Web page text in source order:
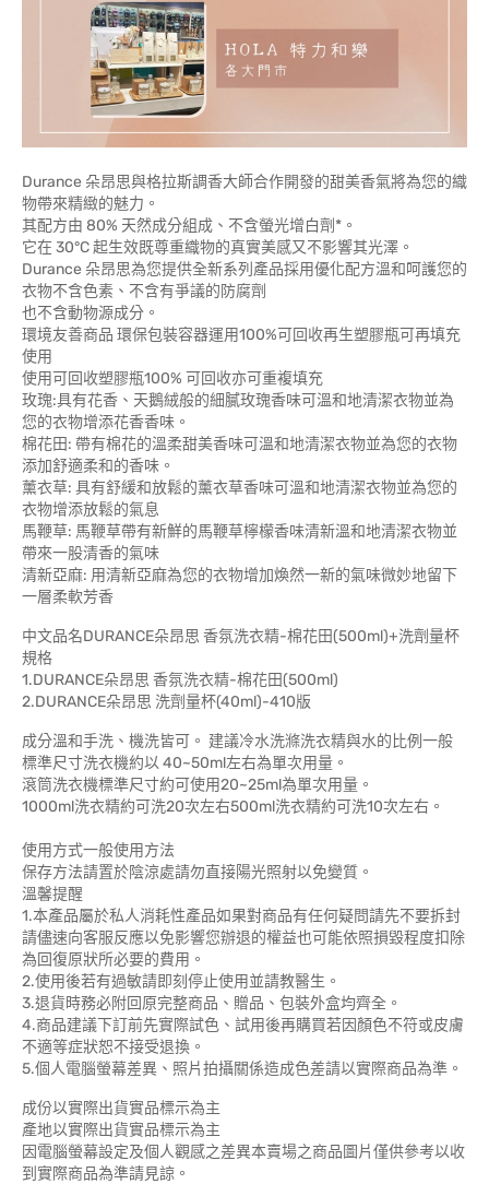
Durance 朵昂思與格拉斯調香大師合作開發的甜美香氣將為您的織
物帶來精緻的魅力。
其配方由 80% 天然成分組成、不含螢光增白劑*。
它在 30°C 起生效既尊重織物的真實美感又不影響其光澤。
Durance 朵昂思為您提供全新系列產品採用優化配方溫和呵護您的
衣物不含色素、不含有爭議的防腐劑
也不含動物源成分。
環境友善商品 環保包裝容器運用100%可回收再生塑膠瓶可再填充
使用
使用可回收塑膠瓶100% 可回收亦可重複填充
玫瑰:具有花香、天鵝絨般的細膩玫瑰香味可溫和地清潔衣物並為
您的衣物增添花香香味。
棉花田: 帶有棉花的溫柔甜美香味可溫和地清潔衣物並為您的衣物
添加舒適柔和的香味。
薰衣草: 具有舒緩和放鬆的薰衣草香味可溫和地清潔衣物並為您的
衣物增添放鬆的氣息
馬鞭草: 馬鞭草帶有新鮮的馬鞭草檸檬香味清新溫和地清潔衣物並
帶來一股清香的氣味
清新亞麻: 用清新亞麻為您的衣物增加煥然一新的氣味微妙地留下
一層柔軟芳香
中文品名DURANCE朵昂思 香氛洗衣精-棉花田(500ml)+洗劑量杯
規格
1.DURANCE朵昂思 香氛洗衣精-棉花田(500ml)
2.DURANCE朵昂思 洗劑量杯(40ml)-410版
成分溫和手洗、機洗皆可。 建議冷水洗滌洗衣精與水的比例一般
標準尺寸洗衣機約以 40~50ml左右為單次用量。
滾筒洗衣機標準尺寸約可使用20~25ml為單次用量。
1000ml洗衣精約可洗20次左右500ml洗衣精約可洗10次左右。
使用方式一般使用方法
保存方法請置於陰涼處請勿直接陽光照射以免變質。
溫馨提醒
1.本產品屬於私人消耗性產品如果對商品有任何疑問請先不要拆封
請儘速向客服反應以免影響您辦退的權益也可能依照損毀程度扣除
為回復原狀所必要的費用。
2.使用後若有過敏請即刻停止使用並請教醫生。
3.退貨時務必附回原完整商品、贈品、包裝外盒均齊全。
4.商品建議下訂前先實際試色、試用後再購買若因顏色不符或皮膚
不適等症狀恕不接受退換。
5.個人電腦螢幕差異、照片拍攝關係造成色差請以實際商品為準。
成份以實際出貨實品標示為主
產地以實際出貨實品標示為主
因電腦螢幕設定及個人觀感之差異本賣場之商品圖片僅供參考以收
到實際商品為準請見諒。